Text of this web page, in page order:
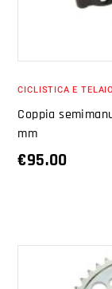
CICLISTICA E TELAIO
Coppia
mm
€95.00